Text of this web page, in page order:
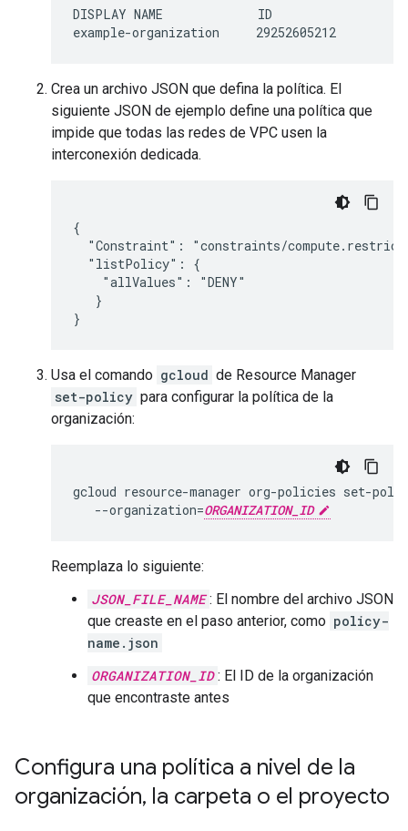
DISPLAY NAME             ID
Crea un archivo JSON que defina la política. El
siguiente JSON de ejemplo define una política que
impide que todas las redes de VPC usen la
interconexión dedicada.
{
"Constraint": "constraints/
  "listPolicy": {
    "allValues": "DENY"
   }
Usa el comando gcloud de Resource Manager
set-policy para configurar la política de la
organización:
gcloud resource-manager org-policies set-
   --organization=
ORGANIZATION_ID
Reemplaza lo siguiente:
JSON_FILE_NAME : El nombre del archivo JSON
que creaste en el paso anterior, como policy-
name.json
ORGANIZATION_ID : El ID de la organización
que encontraste antes
Configura una política a nivel de la
organización, la carpeta o el proyecto